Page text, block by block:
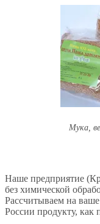
Мука,
Наше предприятие
без химической
Рассчитываем на
России продукту, как